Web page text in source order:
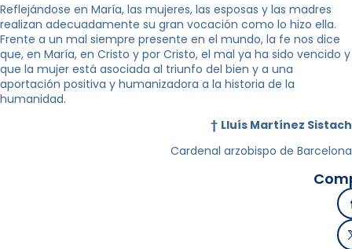
Reflejándose en María, las mujeres, las esposas y las madres
realizan adecuadamente su gran vocación como lo hizo ella.
Frente a un mal siempre presente en el mundo, la fe nos dice
que, en María, en Cristo y por Cristo, el mal ya ha sido vencido y
que la mujer está asociada al triunfo del bien y a una
aportación positiva y humanizadora a la historia de la
humanidad.
† Lluís Martínez Sistach
Cardenal arzobispo de Barcelona